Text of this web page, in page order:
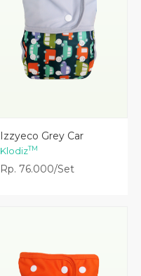
Lihat Detail
Izzyeco Grey Car
KlodizTM
Rp. 76.000/Set